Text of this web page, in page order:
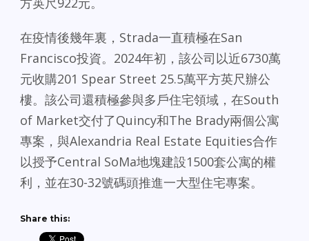
在疫情後幾年裏，Strada一直積極在San
Francisco投資。2024年初，該公司以近6730萬
元收購201 Spear Street 25.5萬平方英尺辦公
樓。該公司還積極參與多戶住宅領域，在South
of Market交付了Quincy和The Brady兩個公寓
專案，與Alexandria Real Estate Equities合作
以授予Central SoMa地塊建設1500套公寓的權
利，並在30-32號碼頭推進一大型住宅專案。
Share this: